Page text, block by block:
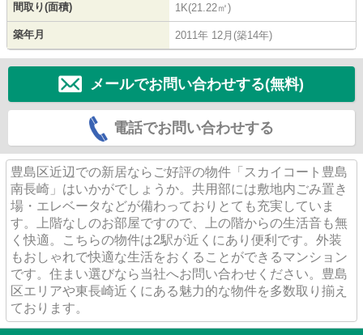
間取り(面積) 1K(21.22㎡)
築年月 2011年 12月(築14年)
メールでお問い合わせする(無料)
電話でお問い合わせする
豊島区近辺での新居ならご好評の物件「スカイコート豊島
南長崎」はいかがでしょうか。共用部には敷地内ごみ置き
場・エレベータなどが備わっておりとても充実していま
す。上階なしのお部屋ですので、上の階からの生活音も無
く快適。こちらの物件は2駅が近くにあり便利です。外装
もおしゃれで快適な生活をおくることができるマンション
です。住まい選びなら当社へお問い合わせください。豊島
区エリアや東長崎近くにある魅力的な物件を多数取り揃え
ております。